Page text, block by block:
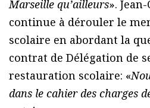
Marseille qu’ailleurs».
continue à dérouler le
scolaire en abordant la
contrat de Délégation de
restauration scolaire: «
dans le cahier des charges